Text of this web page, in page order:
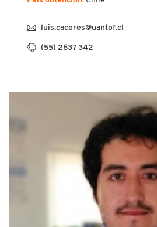
luis.caceres@uantof.cl
(55) 2637 342